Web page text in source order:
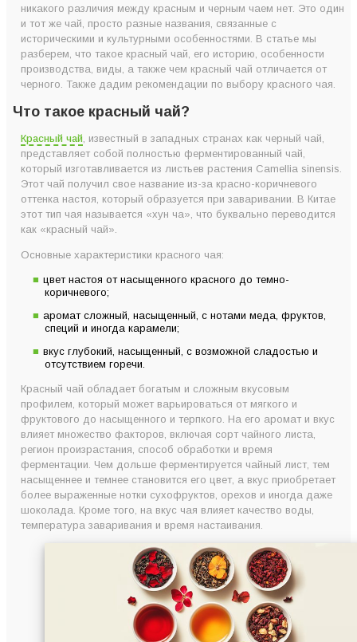
никакого различия между красным и черным чаем нет. Это один
и тот же чай, просто разные названия, связанные с
историческими и культурными особенностями. В статье мы
разберем, что такое красный чай, его историю, особенности
производства, виды, а также чем красный чай отличается от
черного. Также дадим рекомендации по выбору красного чая.
Что такое красный чай?
Красный чай , известный в западных странах как черный чай,
представляет собой полностью ферментированный чай,
который изготавливается из листьев растения Camellia sinensis.
Этот чай получил свое название из-за красно-коричневого
оттенка настоя, который образуется при заваривании. В Китае
этот тип чая называется «хун ча», что буквально переводится
как «красный чай».
Основные характеристики красного чая:
цвет настоя от насыщенного красного до темно-
коричневого;
аромат сложный, насыщенный, с нотами меда, фруктов,
специй и иногда карамели;
вкус глубокий, насыщенный, с возможной сладостью и
отсутствием горечи.
Красный чай обладает богатым и сложным вкусовым
профилем, который может варьироваться от мягкого и
фруктового до насыщенного и терпкого. На его аромат и вкус
влияет множество факторов, включая сорт чайного листа,
регион произрастания, способ обработки и время
ферментации. Чем дольше ферментируется чайный лист, тем
насыщеннее и темнее становится его цвет, а вкус приобретает
более выраженные нотки сухофруктов, орехов и иногда даже
шоколада. Кроме того, на вкус чая влияет качество воды,
температура заваривания и время настаивания.